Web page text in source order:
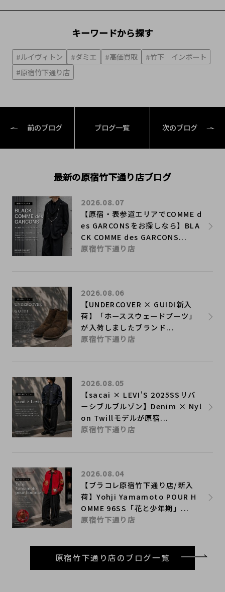
キーワードから探す
#ルイヴィトン #ダミエ #高価買取
#竹下 インポート
#原宿竹下通り店
前のブログ ブログ一覧 次のブログ
最新の原宿竹下通り店ブログ
【原宿・表参道エリアでCOMME d
es GARCONSをお探しなら】BLA
CK COMME des GARCONS...
2026.08.07
原宿竹下通り店
【UNDERCOVER × GUIDI新入
荷】「ホーススウェードブーツ」
が入荷しましたブランド...
2026.08.06
原宿竹下通り店
【sacai × LEVI'S 2025SSリバ
ーシブルブルゾン】Denim × Nyl
on Twillモデルが原宿...
2026.08.05
原宿竹下通り店
【ブラコレ原宿竹下通り店/新入
荷】Yohji Yamamoto POUR H
OMME 96SS「花と少年期」...
2026.08.04
原宿竹下通り店
原宿竹下通り店のブログ一覧